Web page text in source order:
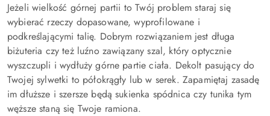
Jeżeli wielkość górnej partii to Twój problem staraj się
wybierać rzeczy dopasowane, wyprofilowane i
podkreślającymi talię. Dobrym rozwiązaniem jest długa
biżuteria czy też luźno zawiązany szal, który optycznie
wyszczupli i wydłuży górne partie ciała. Dekolt pasujący do
Twojej sylwetki to półokrągły lub w serek. Zapamiętaj zasadę
im dłuższe i szersze będą sukienka spódnica czy tunika tym
węższe staną się Twoje ramiona.